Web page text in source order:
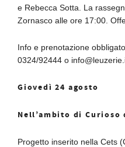
e Rebecca Sotta. La
Zornasco alle ore 17:00.
Info e prenotazione
0324/92444 o
Giovedì 24 agosto
Nell’ambito di Curioso
Progetto inserito nella Cets